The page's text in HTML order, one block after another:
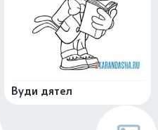
Вуди дятел